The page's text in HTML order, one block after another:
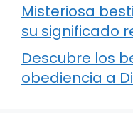
Misteriosa
su significado
Descubre los
obediencia a